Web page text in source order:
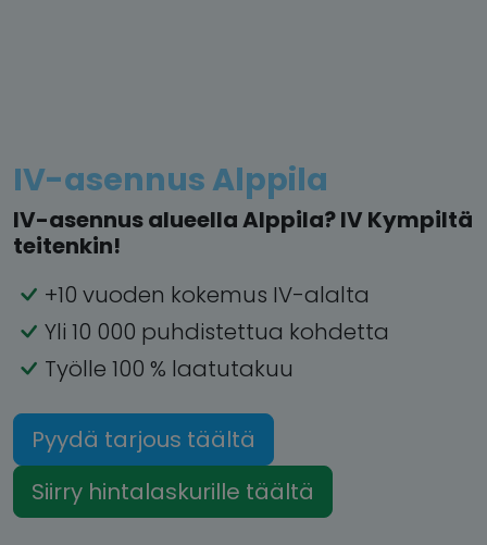
IV-asennus Alppila
IV-asennus alueella Alppila? IV Kympiltä
teitenkin!
+10 vuoden kokemus IV-alalta
Yli 10 000 puhdistettua kohdetta
Työlle 100 % laatutakuu
Pyydä tarjous täältä
Siirry hintalaskurille täältä